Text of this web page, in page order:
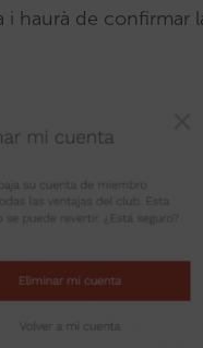
i haurà de confirmar